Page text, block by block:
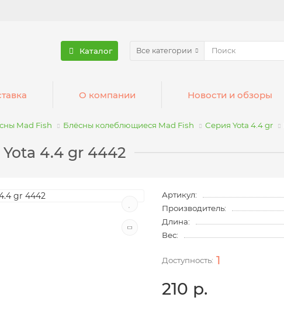
Каталог Все категории
О компании Новости и обзоры
Mad Fish Блёсны колеблющиеся Mad Fish Серия Yota 4.4 gr
4.4 gr 4442
Артикул:
Производитель:
Длина:
Вес:
1
210 р.